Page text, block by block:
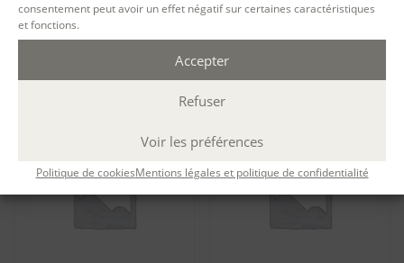
consentement peut avoir un effet négatif sur certaines caractéristiques
et fonctions.
Accepter
Refuser
Voir les préférences
Politique de cookiesMentions légales et politique de confidentialité
romanesque – session 12314
1 050,00€
romanesque – session 12332